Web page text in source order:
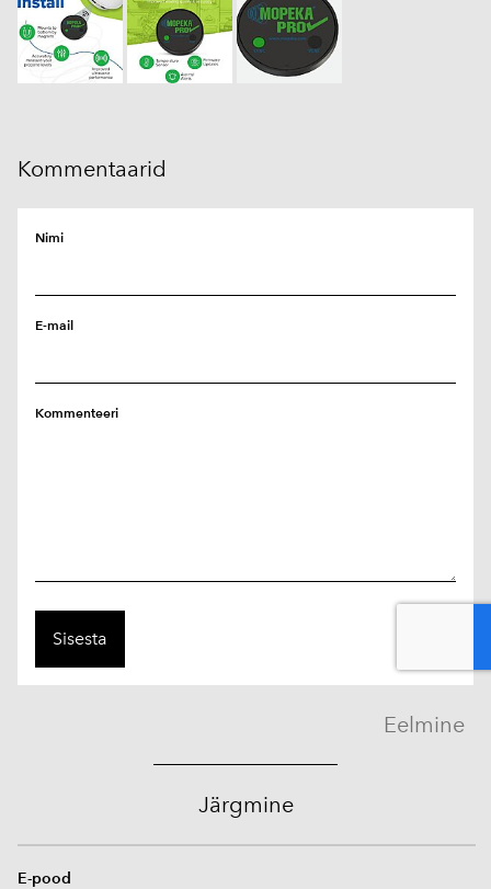
Kommentaarid
Nimi
E-mail
Kommenteeri
Eelmine
Järgmine
E-pood